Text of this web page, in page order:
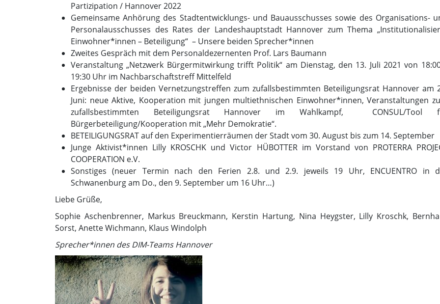
Partizipation / Hannover 2022
Gemeinsame Anhörung des Stadtentwicklungs- und Bauausschusses sowie des Organisations-
Personalausschusses des Rates der Landeshauptstadt Hannover zum Thema
Einwohner*innen – Beteiligung“ – Unsere beiden Sprecher*innen
Zweites Gespräch mit dem Personaldezernenten Prof. Lars Baumann
Veranstaltung „Netzwerk Bürgermitwirkung trifft Politik“ am Dienstag, den 13. Juli 2021 von
19:30 Uhr im Nachbarschaftstreff Mittelfeld
Ergebnisse der beiden Vernetzungstreffen zum zufallsbestimmten Beteiligungsrat Hannover am
Juni: neue Aktive, Kooperation mit jungen multiethnischen Einwohner*innen, Veranstaltungen
zufallsbestimmten Beteiligungsrat Hannover im Wahlkampf, CONSUL/Tool
Bürgerbeteiligung/Kooperation mit „Mehr Demokratie“.
BETEILIGUNGSRAT auf den Experimentierräumen der Stadt vom 30. August bis zum 14. September
Junge Aktivist*innen Lilly KROSCHK und Victor HÜBOTTER im Vorstand von PROTERRA
COOPERATION e.V.
Sonstiges (neuer Termin nach den Ferien 2.8. und 2.9. jeweils 19 Uhr, ENCUENTRO in
Schwanenburg am Do., den 9. September um 16 Uhr…)
Liebe Grüße,
Sophie Aschenbrenner, Markus Breuckmann, Kerstin Hartung, Nina Heygster, Lilly Kroschk,
Sorst, Anette Wichmann, Klaus Windolph
Sprecher*innen des DIM-Teams Hannover